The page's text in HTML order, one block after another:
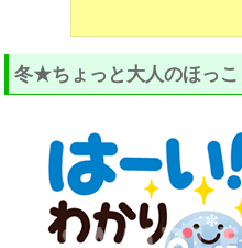
冬★ちょっと大人のほっ